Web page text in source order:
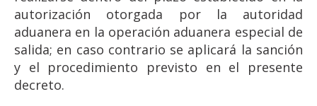
autorización otorgada por la autoridad
aduanera en la operación aduanera especial de
salida; en caso contrario se aplicará la sanción
y el procedimiento previsto en el presente
decreto.